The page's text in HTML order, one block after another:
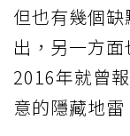
但也有幾個
出，另一方
2016年就曾
意的隱藏地雷